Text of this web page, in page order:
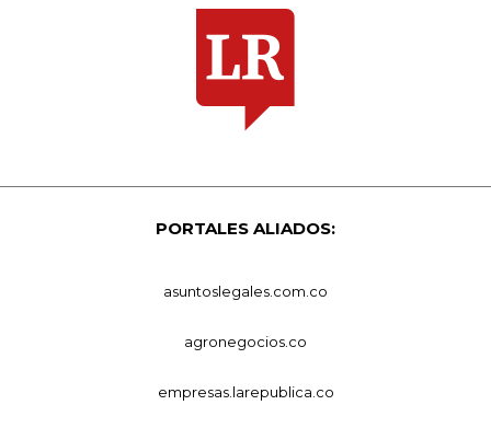
PORTALES ALIADOS:
asuntoslegales.com.co
agronegocios.co
empresas.larepublica.co